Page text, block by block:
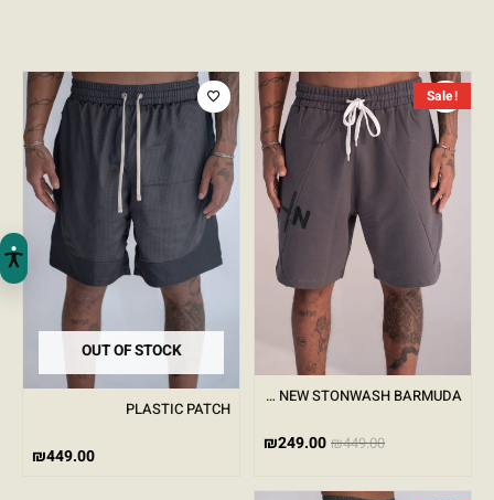
Sale!
B005 NEW STONWASH BARMUDA
₪449.00
המחיר המקורי היה: ₪449.00.
₪249.00
המחיר הנוכחי הוא: ₪249.00.
OUT OF STOCK
PLASTIC PATCH
₪449.00